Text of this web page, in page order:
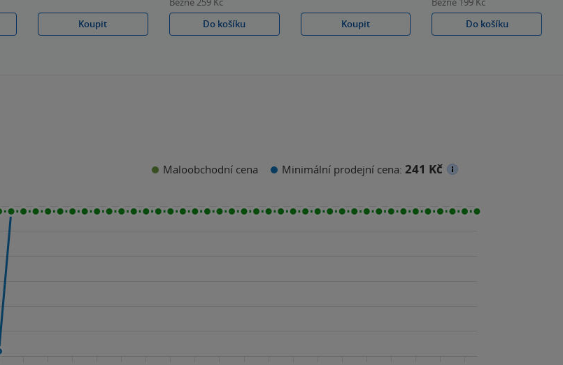
Koupit
Do košíku
Koupit
Do košíku
Maloobchodní cena Minimální prodejní cena: 241 Kč